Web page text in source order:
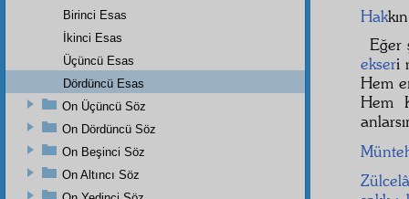
Hak
Eğer
ekseri
Hem
Hem
Birinci Esas
İkinci Esas
Üçüncü Esas
Dördüncü Esas
On Üçüncü Söz
On Dördüncü Söz
On Beşinci Söz
On Altıncı Söz